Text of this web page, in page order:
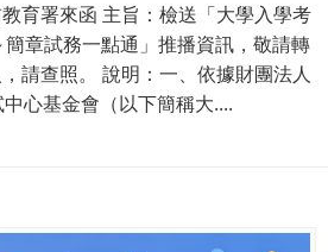
育署來函 主旨：檢送「大學入學考
章試務一點通」推播資訊，敬請轉
請查照。 說明：一、依據財團法人
心基金會（以下簡稱大....